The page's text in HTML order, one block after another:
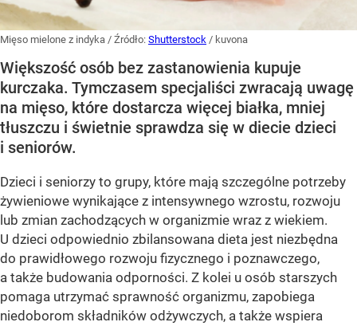
Mięso mielone z indyka / Źródło: Shutterstock / kuvona
Większość osób bez zastanowienia kupuje
kurczaka. Tymczasem specjaliści zwracają uwagę
na mięso, które dostarcza więcej białka, mniej
tłuszczu i świetnie sprawdza się w diecie dzieci
i seniorów.
Dzieci i seniorzy to grupy, które mają szczególne potrzeby
żywieniowe wynikające z intensywnego wzrostu, rozwoju
lub zmian zachodzących w organizmie wraz z wiekiem.
U dzieci odpowiednio zbilansowana dieta jest niezbędna
do prawidłowego rozwoju fizycznego i poznawczego,
a także budowania odporności. Z kolei u osób starszych
pomaga utrzymać sprawność organizmu, zapobiega
niedoborom składników odżywczych, a także wspiera